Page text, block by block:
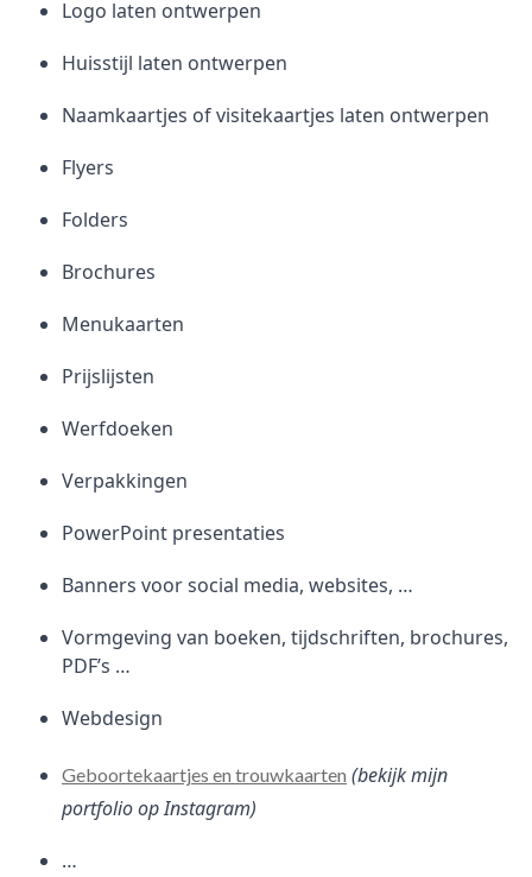
Logo laten ontwerpen
Huisstijl laten ontwerpen
Naamkaartjes of visitekaartjes laten ontwerpen
Flyers
Folders
Brochures
Menukaarten
Prijslijsten
Werfdoeken
Verpakkingen
PowerPoint presentaties
Banners voor social media, websites, …
Vormgeving van boeken, tijdschriften, brochures,
PDF’s …
Webdesign
Geboortekaartjes en trouwkaarten (bekijk mijn
portfolio op Instagram)
…